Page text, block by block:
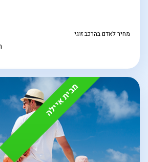
מחיר לאדם בהרכב זוגי
מבית איילה